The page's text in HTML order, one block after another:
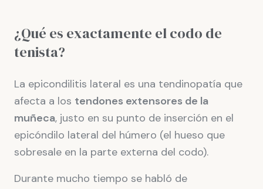
¿Qué es exactamente el codo de
tenista?
La epicondilitis lateral es una tendinopatía que
afecta a los tendones extensores de la
muñeca, justo en su punto de inserción en el
epicóndilo lateral del húmero (el hueso que
sobresale en la parte externa del codo).
Durante mucho tiempo se habló de